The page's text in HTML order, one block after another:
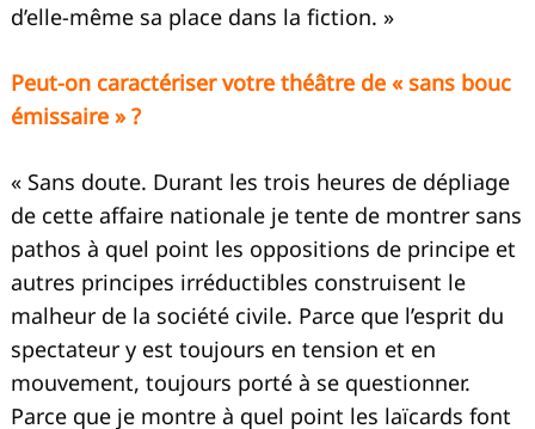
d’elle-même sa place dans la fiction. »
Peut-on caractériser votre théâtre de « sans bouc
émissaire » ?
« Sans doute. Durant les trois heures de dépliage
de cette affaire nationale je tente de montrer sans
pathos à quel point les oppositions de principe et
autres principes irréductibles construisent le
malheur de la société civile. Parce que l’esprit du
spectateur y est toujours en tension et en
mouvement, toujours porté à se questionner.
Parce que je montre à quel point les laïcards font